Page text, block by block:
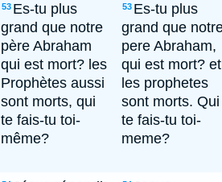
53 Es-tu plus
grand que notre
père Abraham
qui est mort? les
Prophètes aussi
sont morts, qui
te fais-tu toi-
même?
53 Es-tu plus
grand que
pere Abraham,
qui est mort? et
les prophetes
sont morts. Qui
te fais-tu toi-
meme?